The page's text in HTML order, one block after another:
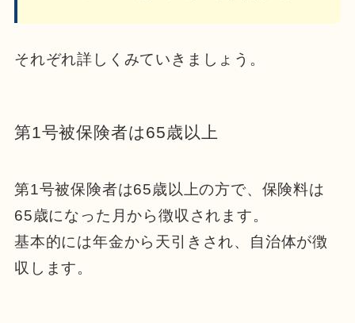
それぞれ詳しくみていきましょう。
第1号被保険者は65歳以上
第1号被保険者は65歳以上の方で、保険料は
65歳になった月から徴収されます。
基本的には年金から天引きされ、自治体が徴
収します。